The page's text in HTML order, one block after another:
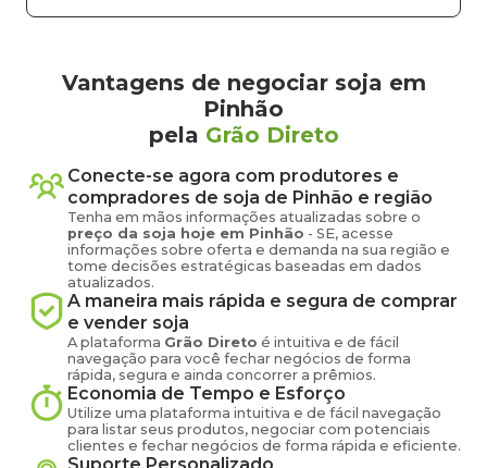
Vantagens de negociar soja em
Pinhão
pela Grão Direto
Conecte-se agora com produtores e
compradores de soja de Pinhão e região
Tenha em mãos informações atualizadas sobre o
preço da soja hoje em Pinhão - SE, acesse
informações sobre oferta e demanda na sua região e
tome decisões estratégicas baseadas em dados
atualizados.
A maneira mais rápida e segura de comprar
e vender soja
A plataforma Grão Direto é intuitiva e de fácil
navegação para você fechar negócios de forma
rápida, segura e ainda concorrer a prêmios.
Economia de Tempo e Esforço
Utilize uma plataforma intuitiva e de fácil navegação
para listar seus produtos, negociar com potenciais
clientes e fechar negócios de forma rápida e eficiente.